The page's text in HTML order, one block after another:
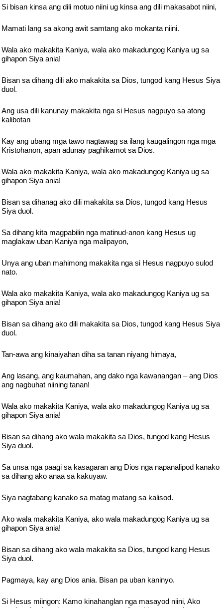
Si bisan kinsa ang dili motuo niini ug kinsa ang dili makasabot niini,
Mamati lang sa akong awit samtang ako mokanta niini.
Wala ako makakita Kaniya, wala ako makadungog Kaniya ug sa
gihapon Siya ania!
Bisan sa dihang dili ako makakita sa Dios, tungod kang Hesus Siya
duol.
Ang usa dili kanunay makakita nga si Hesus nagpuyo sa atong
kalibotan
Kay ang ubang mga tawo nagtawag sa ilang kaugalingon nga mga
Kristohanon, apan adunay paghikamot sa Dios.
Wala ako makakita Kaniya, wala ako makadungog Kaniya ug sa
gihapon Siya ania!
Bisan sa dihanag ako dili makakita sa Dios, tungod kang Hesus
Siya duol.
Sa dihang kita magpabilin nga matinud-anon kang Hesus ug
maglakaw uban Kaniya nga malipayon,
Unya ang uban mahimong makakita nga si Hesus nagpuyo sulod
nato.
Wala ako makakita Kaniya, wala ako makadungog Kaniya ug sa
gihapon Siya ania!
Bisan sa dihang ako dili makakita sa Dios, tungod kang Hesus Siya
duol.
Tan-awa ang kinaiyahan diha sa tanan niyang himaya,
Ang lasang, ang kaumahan, ang dako nga kawanangan – ang Dios
ang nagbuhat niining tanan!
Wala ako makakita Kaniya, wala ako makadungog Kaniya ug sa
gihapon Siya ania!
Bisan sa dihang ako wala makakita sa Dios, tungod kang Hesus
Siya duol.
Sa unsa nga paagi sa kasagaran ang Dios nga napanalipod kanako
sa dihang ako anaa sa kakuyaw.
Siya nagtabang kanako sa matag matang sa kalisod.
Ako wala makakita Kaniya, ako wala makadungog Kaniya ug sa
gihapon Siya ania!
Bisan sa dihang ako wala makakita sa Dios, tungod kang Hesus
Siya duol.
Pagmaya, kay ang Dios ania. Bisan pa uban kaninyo.
Si Hesus miingon: Kamo kinahanglan nga masayod niini, Ako